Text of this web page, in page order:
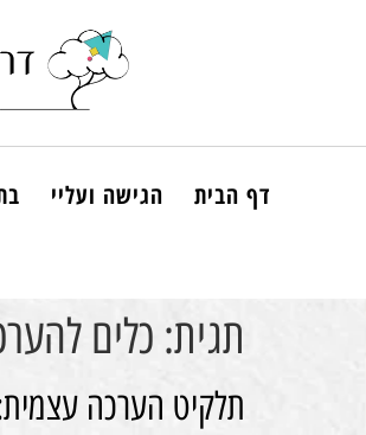
דף הבית הגישה ועליי
תגית: כלים
תלקיט הערכה